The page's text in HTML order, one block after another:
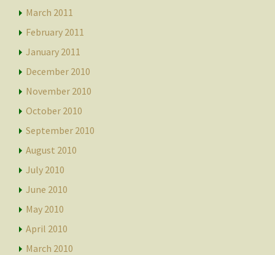
March 2011
February 2011
January 2011
December 2010
November 2010
October 2010
September 2010
August 2010
July 2010
June 2010
May 2010
April 2010
March 2010